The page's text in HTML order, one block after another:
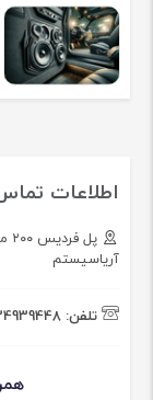
اطلاعات
آریاسیستم
تلفن: